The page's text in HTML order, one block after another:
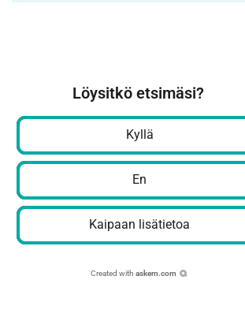
Löysitkö etsimäsi?
Kyllä
En
Kaipaan lisätietoa
Created with askem.com